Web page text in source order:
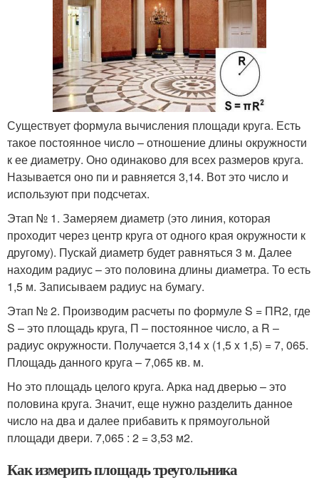
Существует формула вычисления площади круга. Есть
такое постоянное число – отношение длины окружности
к ее диаметру. Оно одинаково для всех размеров круга.
Называется оно пи и равняется 3,14. Вот это число и
используют при подсчетах.
Этап № 1. Замеряем диаметр (это линия, которая
проходит через центр круга от одного края окружности к
другому). Пускай диаметр будет равняться 3 м. Далее
находим радиус – это половина длины диаметра. То есть
1,5 м. Записываем радиус на бумагу.
Этап № 2. Производим расчеты по формуле S = ПR2, где
S – это площадь круга, П – постоянное число, а R –
радиус окружности. Получается 3,14 x (1,5 x 1,5) = 7, 065.
Площадь данного круга – 7,065 кв. м.
Но это площадь целого круга. Арка над дверью – это
половина круга. Значит, еще нужно разделить данное
число на два и далее прибавить к прямоугольной
площади двери. 7,065 : 2 = 3,53 м2.
Как измерить площадь треугольника